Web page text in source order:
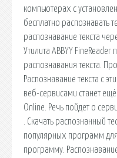
компьютерах с
бесплатно распознавать
распознавание текста
Утилита ABBYY
распознавания текста.
Распознавание текста с
веб-сервисами станет
Online. Речь пойдет о
. Скачать распознанный
популярных программ для
программу.